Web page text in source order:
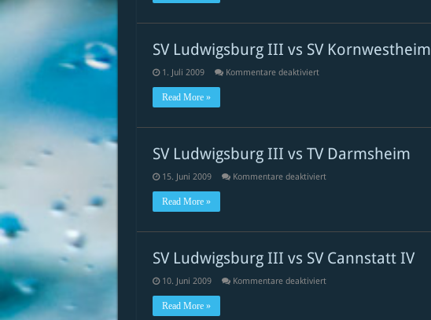
SV Ludwigsburg III vs SV Kornwestheim
1. Juli 2009 Kommentare deaktiviertfür
Read More »
SV Ludwigsburg III vs TV Darmsheim
15. Juni 2009 Kommentare deaktiviertfür
Read More »
SV Ludwigsburg III vs SV Cannstatt IV
10. Juni 2009 Kommentare deaktiviertfür
Read More »